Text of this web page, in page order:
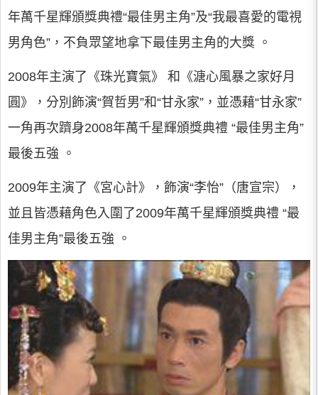
年萬千星輝頒獎典禮“最佳男主角”及“我最喜愛的電視
男角色”，不負眾望地拿下最佳男主角的大獎 。
2008年主演了《珠光寶氣》 和《溏心風暴之家好月
圓》，分別飾演“賀哲男”和“甘永家”，並憑藉“甘永家”
一角再次躋身2008年萬千星輝頒獎典禮 “最佳男主角”
最後五強 。
2009年主演了《宮心計》，飾演“李怡”（唐宣宗），
並且皆憑藉角色入圍了2009年萬千星輝頒獎典禮 “最
佳男主角”最後五強 。